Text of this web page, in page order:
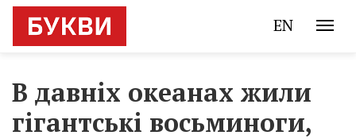
EN
В давніх океанах жили
гігантські восьминоги,